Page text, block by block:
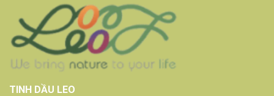
TINH DẦU LEO